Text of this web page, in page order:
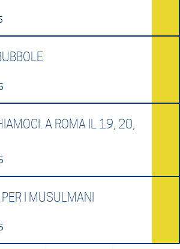
A ROMA IL 19, 20,
I MUSULMANI